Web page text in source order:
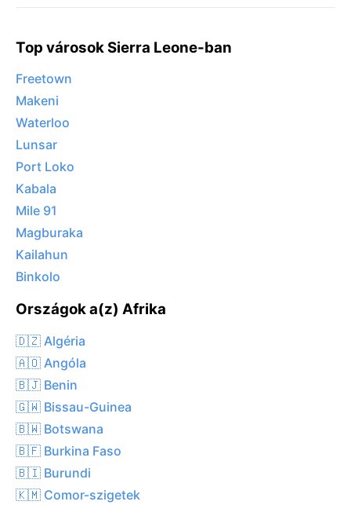
Top városok Sierra Leone-ban
Freetown
Makeni
Waterloo
Lunsar
Port Loko
Kabala
Mile 91
Magburaka
Kailahun
Binkolo
Országok a(z) Afrika
🇩🇿 Algéria
🇦🇴 Angóla
🇧🇯 Benin
🇬🇼 Bissau-Guinea
🇧🇼 Botswana
🇧🇫 Burkina Faso
🇧🇮 Burundi
🇰🇲 Comor-szigetek